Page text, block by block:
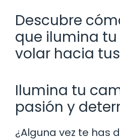
Descubre
que ilumina
volar hacia
Ilumina tu
pasión y
¿Alguna vez te has